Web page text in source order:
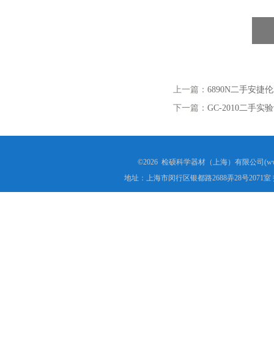
上一篇： 6890N二手安捷
下一篇： GC-2010二手实
©2026 检硕科学器材（上海）有限公司
地址：上海市闵行区银都路2688弄28号2071室